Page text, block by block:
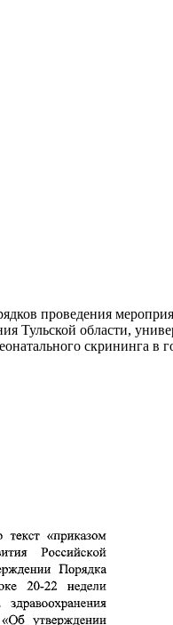
проведения
Тульской области,
скрининга в